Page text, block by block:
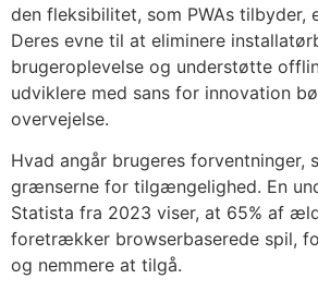
den fleksibilitet, som PWAs tilbyder,
Deres evne til at eliminere
brugeroplevelse og understøtte
udviklere med sans for innovation
overvejelse.
Hvad angår brugeres forventninger,
grænserne for tilgængelighed. En
Statista fra 2023 viser, at 65% af
foretrækker browserbaserede spil,
og nemmere at tilgå.